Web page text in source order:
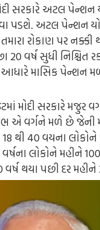
મોદી સરકારે અટલ
પડશે. અટલ પેન્શન
રોકાણ પર
20 વર્ષ સુધી
આધારે માસિક પેન્શન
મોદી સરકારે મજુર
વર્ગને મળે છે જેની
40 વયના લોકોને
લોકોને મહીને
વર્ષ થયા પછી દર